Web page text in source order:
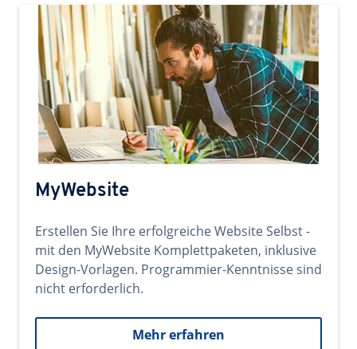
MyWebsite
Erstellen Sie Ihre erfolgreiche Website Selbst -
mit den MyWebsite Komplettpaketen, inklusive
Design-Vorlagen. Programmier-Kenntnisse sind
nicht erforderlich.
Mehr erfahren